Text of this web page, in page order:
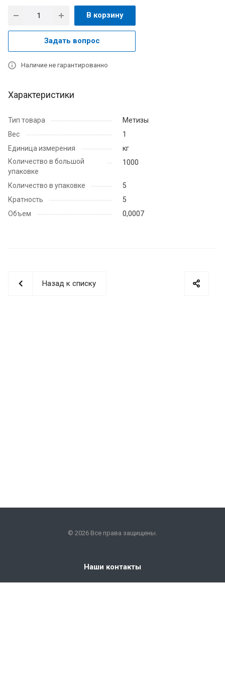
В корзину
Задать вопрос
Наличие не гарантированно
Характеристики
Тип товара
Метизы
Вес
1
Единица измерения
кг
Количество в большой
упаковке
1000
Количество в упаковке
5
Кратность
5
Объем
0,0007
Назад к списку
© 2026 Все права защищены.
Наши контакты